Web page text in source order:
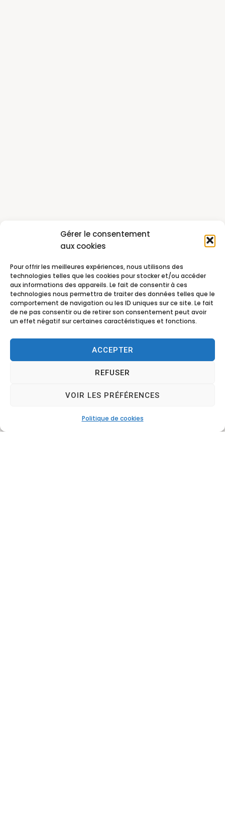
Gérer le consentement
aux cookies
Pour offrir les meilleures expériences, nous utilisons des
technologies telles que les cookies pour stocker et/ou accéder
aux informations des appareils. Le fait de consentir à ces
technologies nous permettra de traiter des données telles que le
comportement de navigation ou les ID uniques sur ce site. Le fait
de ne pas consentir ou de retirer son consentement peut avoir
un effet négatif sur certaines caractéristiques et fonctions.
ACCEPTER
REFUSER
VOIR LES PRÉFÉRENCES
Politique de cookies